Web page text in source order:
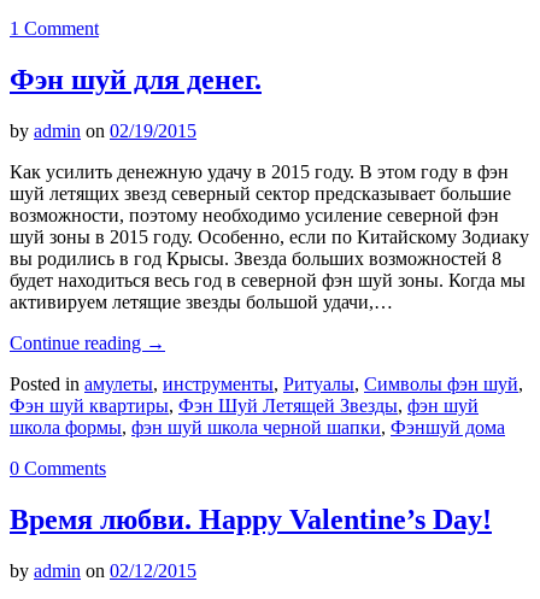
1 Comment
Фэн шуй для денег.
by admin on 02/19/2015
Как усилить денежную удачу в 2015 году. В этом году в фэн
шуй летящих звезд северный сектор предсказывает большие
возможности, поэтому необходимо усиление северной фэн
шуй зоны в 2015 году. Особенно, если по Китайскому Зодиаку
вы родились в год Крысы. Звезда больших возможностей 8
будет находиться весь год в северной фэн шуй зоны. Когда мы
активируем летящие звезды большой удачи,…
Continue reading →
Posted in амулеты, инструменты, Ритуалы, Символы фэн шуй,
Фэн шуй квартиры, Фэн Шуй Летящей Звезды, фэн шуй
школа формы, фэн шуй школа черной шапки, Фэншуй дома
0 Comments
Время любви. Happy Valentine’s Day!
by admin on 02/12/2015